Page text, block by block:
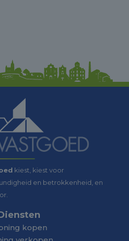
kiest, kiest voor
en betrokkenheid, en
kopen